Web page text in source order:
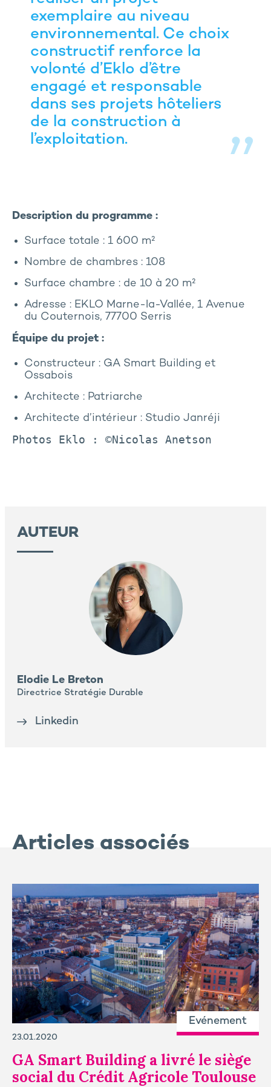
exemplaire au niveau
environnemental. Ce choix
constructif renforce la
volonté d’Eklo d’être
engagé et responsable
dans ses projets hôteliers
de la construction à
l’exploitation.
Description du programme :
Surface totale : 1 600 m²
Nombre de chambres : 108
Surface chambre : de 10 à 20 m²
Adresse : EKLO Marne-la-Vallée, 1 Avenue
du Couternois, 77700 Serris
Équipe du projet :
Constructeur : GA Smart Building et
Ossabois
Architecte : Patriarche
Architecte d’intérieur : Studio Janréji
Photos Eklo : ©Nicolas Anetson
AUTEUR
Elodie Le Breton
Directrice Stratégie Durable
Linkedin
Articles associés
Evénement
23.01.2020
GA Smart Building a livré le siège
social du Crédit Agricole Toulouse